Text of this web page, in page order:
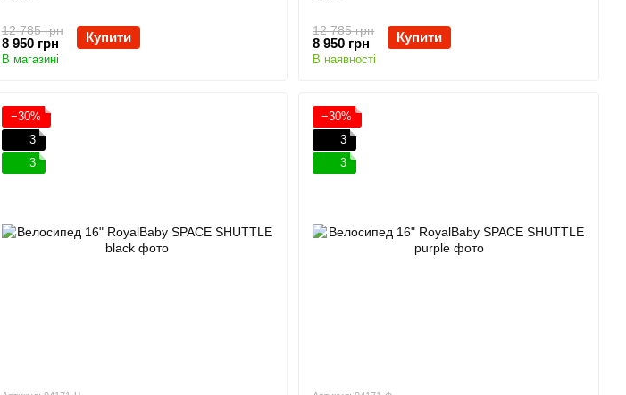
12 785 грн
8 950 грн Купити
В магазині
12 785 грн
8 950 грн Купити
В наявності
−30%
3
3
−30%
3
3